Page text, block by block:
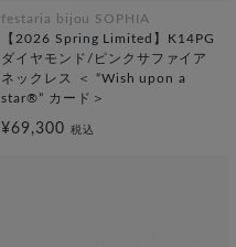
festaria bijou SOPHIA
【2026 Spring Limited】K14PG
ダイヤモンド/ピンクサファイア
ネックレス ＜ “Wish upon a
star®” カード＞
¥69,300 税込